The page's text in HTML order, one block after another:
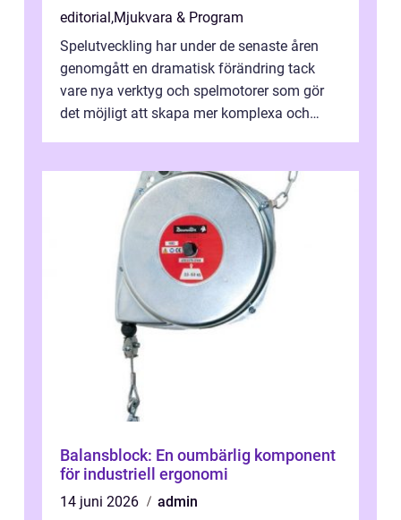
editorial,Mjukvara & Program
Spelutveckling har under de senaste åren
genomgått en dramatisk förändring tack
vare nya verktyg och spelmotorer som gör
det möjligt att skapa mer komplexa och
Balansblock: En oumbärlig komponent
för industriell ergonomi
14 juni 2026 admin